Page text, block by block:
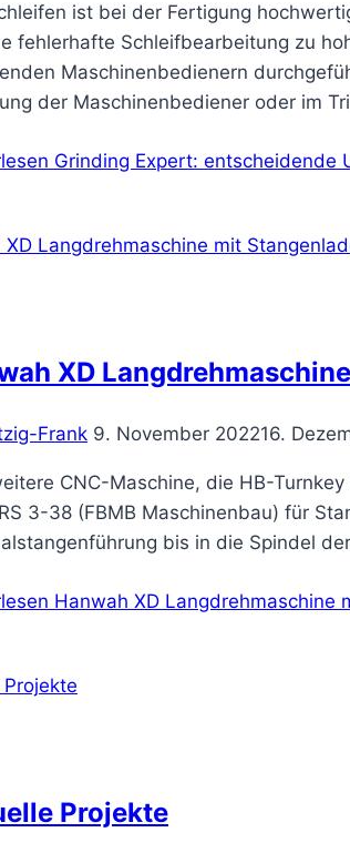
ist bei der Fertigung
fehlerhafte Schleifbearbeitung zu
Maschinenbedienern
der Maschinenbediener oder im
Grinding Expert: entscheidende
XD
Frank 9. November 202216.
CNC-Maschine, die HB-
3-38 (FBMB Maschinenbau) für
bis in die Spindel
Hanwah XD Langdrehmaschine
Projekte